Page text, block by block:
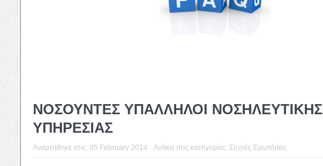
ΝΟΣΟΥΝΤΕΣ ΥΠΑΛΛΗΛΟΙ ΝΟΣΗΛΕΥΤΙΚΗΣ
ΥΠΗΡΕΣΙΑΣ
Αναρτήθηκε στις: 05 February 2014 Ανήκει στις κατηγορίες: Συχνές Ερωτήσεις